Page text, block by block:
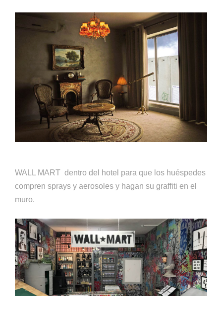
WALL MART dentro del hotel para que los huéspedes
compren sprays y aerosoles y hagan su graffiti en el
muro.